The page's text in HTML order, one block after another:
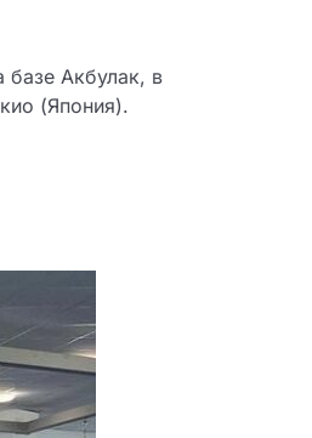
базе Акбулак, в
(Япония).